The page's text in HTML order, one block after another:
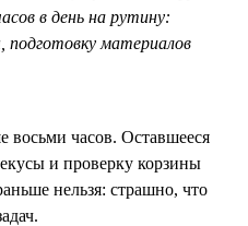
в день на рутину:
подготовку материалов
восьми часов. Оставшееся
и проверку корзины
нельзя: страшно, что